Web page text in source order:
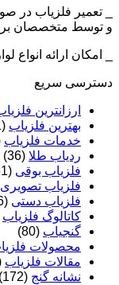
_ تعمیر فلزیاب در
و توسط متخصصان
_ امکان ارائه انواع
دسترسی سریع
ارزانترین
بهترین فلزیاب (121)
خدمات فلزیاب
ردیاب طلا (36)
فلزیاب بوقی (151)
فلزیاب تصویری
فلزیاب دستی (26)
کاتالوگ فلزیاب
گنجیاب (80)
محصولات
مقالات فلزیاب
نشانه گنج (172)